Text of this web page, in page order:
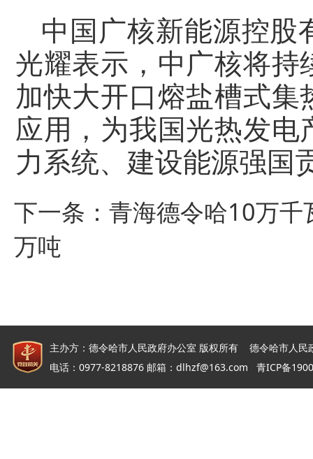
中国广核新能源控股
光耀表示，中广核将
加快大开口熔盐槽式
应用，为我国光热发
力系统、建设能源强国
下一条： 青海德令哈10万
万吨
主办方：德令哈市人民政府办公室 版权所有 德令哈市人
电话：0977-8218876 邮箱：dlhzf@163.com 青ICP备